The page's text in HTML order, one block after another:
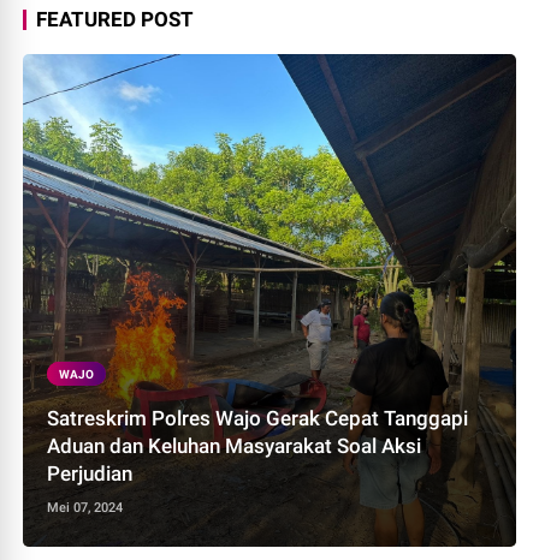
FEATURED POST
WAJO
Satreskrim Polres Wajo Gerak Cepat Tanggapi
Aduan dan Keluhan Masyarakat Soal Aksi
Perjudian
Mei 07, 2024